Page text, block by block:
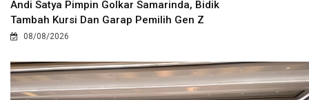
Andi Satya Pimpin Golkar Samarinda, Bidik
Tambah Kursi Dan Garap Pemilih Gen Z
08/08/2026